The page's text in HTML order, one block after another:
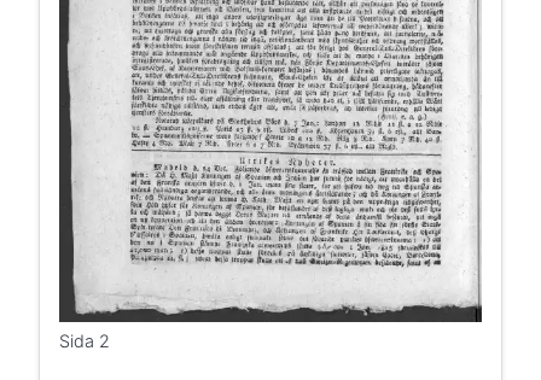
Sida 2